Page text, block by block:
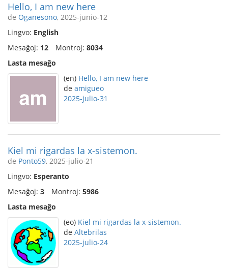
Hello, I am new here
de Oganesono, 2025-junio-12
Lingvo: English
Mesaĝoj: 12 Montroj: 8034
Lasta mesaĝo
(en) Hello, I am new here
de amigueo
2025-julio-31
Kiel mi rigardas la x-sistemon.
de Ponto59, 2025-julio-21
Lingvo: Esperanto
Mesaĝoj: 3 Montroj: 5986
Lasta mesaĝo
(eo) Kiel mi rigardas la x-sistemon.
de Altebrilas
2025-julio-24